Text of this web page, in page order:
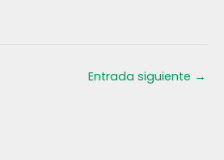
Entrada siguiente →